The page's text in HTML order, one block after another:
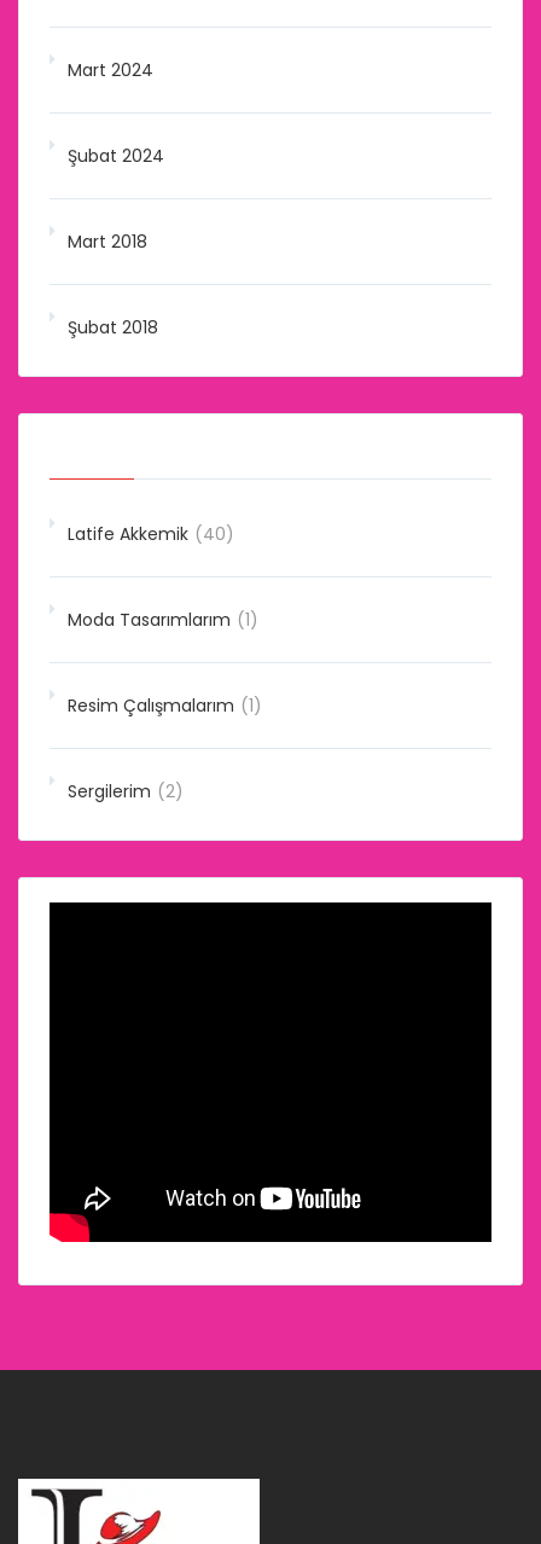
Mart 2024
Şubat 2024
Mart 2018
Şubat 2018
Latife Akkemik (40)
Moda Tasarımlarım (1)
Resim Çalışmalarım (1)
Sergilerim (2)